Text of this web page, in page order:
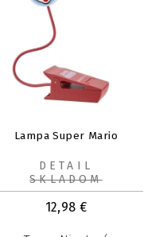
Lampa Super Mario
12,98 €
DETAIL
SKLADOM